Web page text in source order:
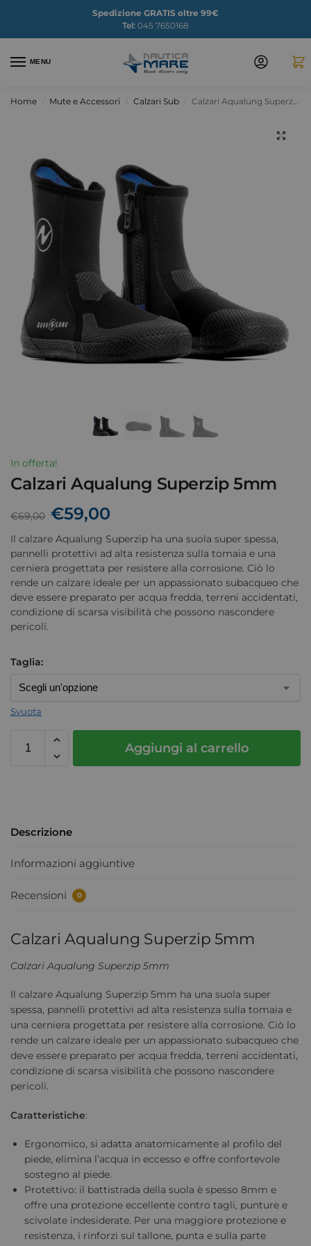
Spedizione GRATIS oltre 99€
Tel: 045 7650168
MENU
Home Mute e Accessori Calzari Sub Calzari Aqualung Superzip 5mm
In offerta!
Calzari Aqualung Superzip 5mm
€69,00 €59,00
Il calzare Aqualung Superzip ha una suola super spessa,
pannelli protettivi ad alta resistenza sulla tomaia e una
cerniera progettata per resistere alla corrosione. Ciò lo
rende un calzare ideale per un appassionato subacqueo che
deve essere preparato per acqua fredda, terreni accidentati,
condizione di scarsa visibilità che possono nascondere
pericoli.
Taglia:
Svuota
Aggiungi al carrello
Descrizione
Informazioni aggiuntive
Recensioni 0
Calzari Aqualung Superzip 5mm
Calzari Aqualung Superzip 5mm
Il calzare Aqualung Superzip 5mm ha una suola super
spessa, pannelli protettivi ad alta resistenza sulla tomaia e
una cerniera progettata per resistere alla corrosione. Ciò lo
rende un calzare ideale per un appassionato subacqueo che
deve essere preparato per acqua fredda, terreni accidentati,
condizione di scarsa visibilità che possono nascondere
pericoli.
Caratteristiche:
Ergonomico, si adatta anatomicamente al profilo del
piede, elimina l’acqua in eccesso e offre confortevole
sostegno al piede.
Protettivo: il battistrada della suola è spesso 8mm e
offre una protezione eccellente contro tagli, punture e
scivolate indesiderate. Per una maggiore protezione e
resistenza, i rinforzi sul tallone, punta e sulla parte